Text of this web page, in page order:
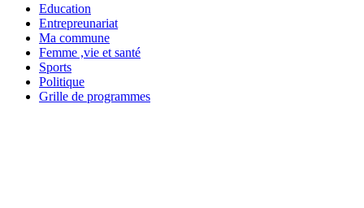
Education
Entrepreunariat
Ma commune
Femme ,vie et santé
Sports
Politique
Grille de programmes